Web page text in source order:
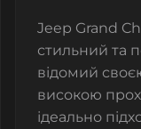
Jeep Grand
стильний та
відомий
високою
ідеально